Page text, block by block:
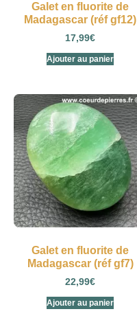
Galet en fluorite de
Madagascar (réf gf12)
17,99€
Ajouter au panier
Galet en fluorite de
Madagascar (réf gf7)
22,99€
Ajouter au panier